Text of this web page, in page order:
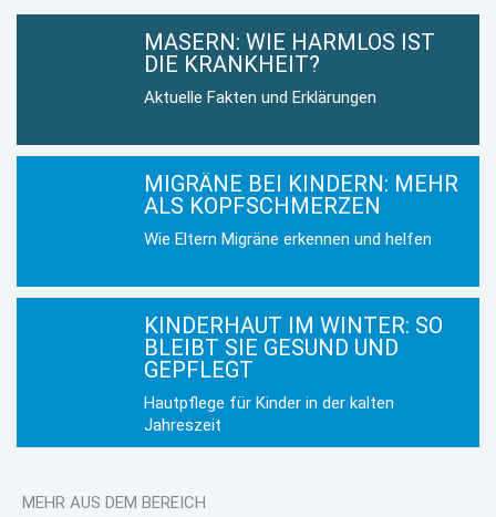
MASERN: WIE HARMLOS IST
DIE KRANKHEIT?
Aktuelle Fakten und Erklärungen
MIGRÄNE BEI KINDERN: MEHR
ALS KOPFSCHMERZEN
Wie Eltern Migräne erkennen und helfen
KINDERHAUT IM WINTER: SO
BLEIBT SIE GESUND UND
GEPFLEGT
Hautpflege für Kinder in der kalten
Jahreszeit
MEHR AUS DEM BEREICH